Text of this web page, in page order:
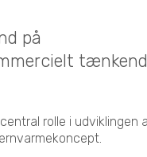
på
rolle i udviklingen